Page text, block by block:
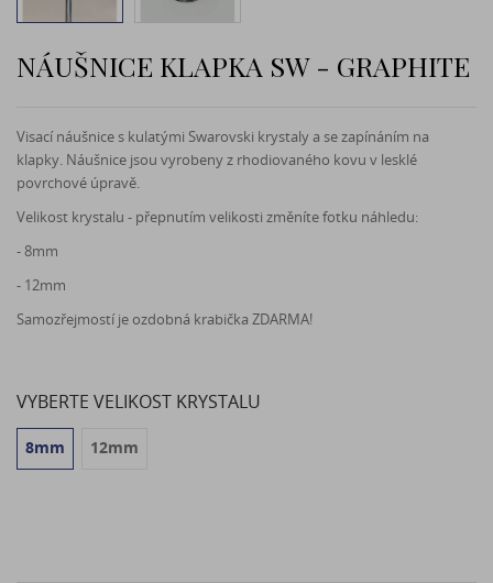
NÁUŠNICE KLAPKA SW - GRAPHITE
Visací náušnice s kulatými Swarovski krystaly a se zapínáním na
klapky. Náušnice jsou vyrobeny z rhodiovaného kovu v lesklé
povrchové úpravě.
Velikost krystalu - přepnutím velikosti změníte fotku náhledu:
- 8mm
- 12mm
Samozřejmostí je ozdobná krabička ZDARMA!
VYBERTE VELIKOST KRYSTALU
8mm 12mm